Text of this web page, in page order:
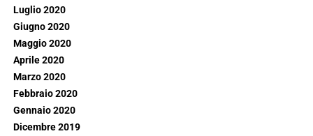
Luglio 2020
Giugno 2020
Maggio 2020
Aprile 2020
Marzo 2020
Febbraio 2020
Gennaio 2020
Dicembre 2019